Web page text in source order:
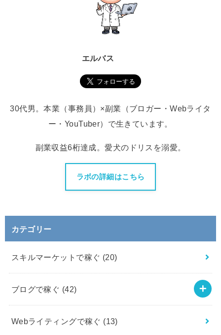
エルバス
30代男。本業（事務員）×副業（ブロガー・Webライタ
ー・YouTuber）で生きています。
副業収益6桁達成。愛犬のドリスを溺愛。
ラボの詳細はこちら
カテゴリー
スキルマーケットで稼ぐ (20)
ブログで稼ぐ (42)
Webライティングで稼ぐ (13)